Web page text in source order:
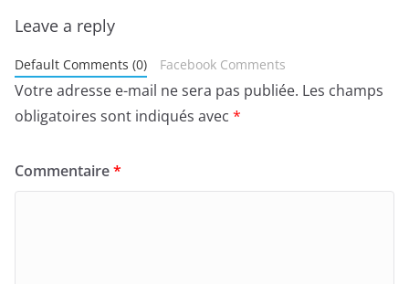
Leave a reply
Default Comments (0) Facebook Comments
Votre adresse e-mail ne sera pas publiée. Les champs
obligatoires sont indiqués avec *
Commentaire*